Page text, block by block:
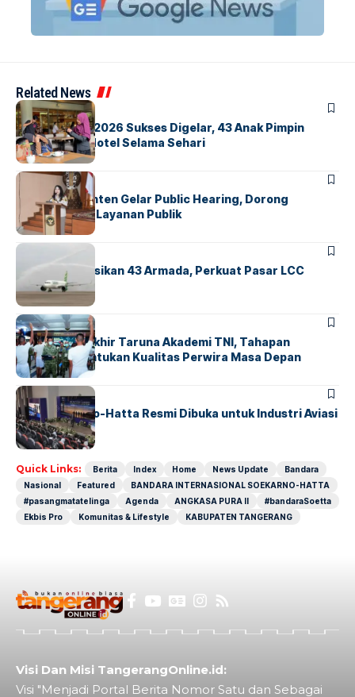
Related News
BERITAINDEX
GM For A Day 2026 Sukses Digelar, 43 Anak Pimpin
Operasional Hotel Selama Sehari
BANDARA BERITA
Karantina Banten Gelar Public Hearing, Dorong
Transparansi Layanan Publik
BANDARA
Citilink Operasikan 43 Armada, Perkuat Pasar LCC
Nasional
BERITA
Sidang Pantukhir Taruna Akademi TNI, Tahapan
Strategis Tentukan Kualitas Perwira Masa Depan
BANDARA BERITA
IALC Soekarno-Hatta Resmi Dibuka untuk Industri Aviasi
Dunia
Quick Links: Berita Index Home News Update
Bandara
Nasional
Featured
BANDARA INTERNASIONAL SOEKARNO-HATTA
#pasangmatatelinga
Agenda ANGKASA PURA II
#bandaraSoetta
Ekbis Pro
Komunitas & Lifestyle KABUPATEN TANGERANG
Visi Dan Misi TangerangOnline.id:
Visi "Menjadi Portal Berita Nomor Satu dan Sebagai